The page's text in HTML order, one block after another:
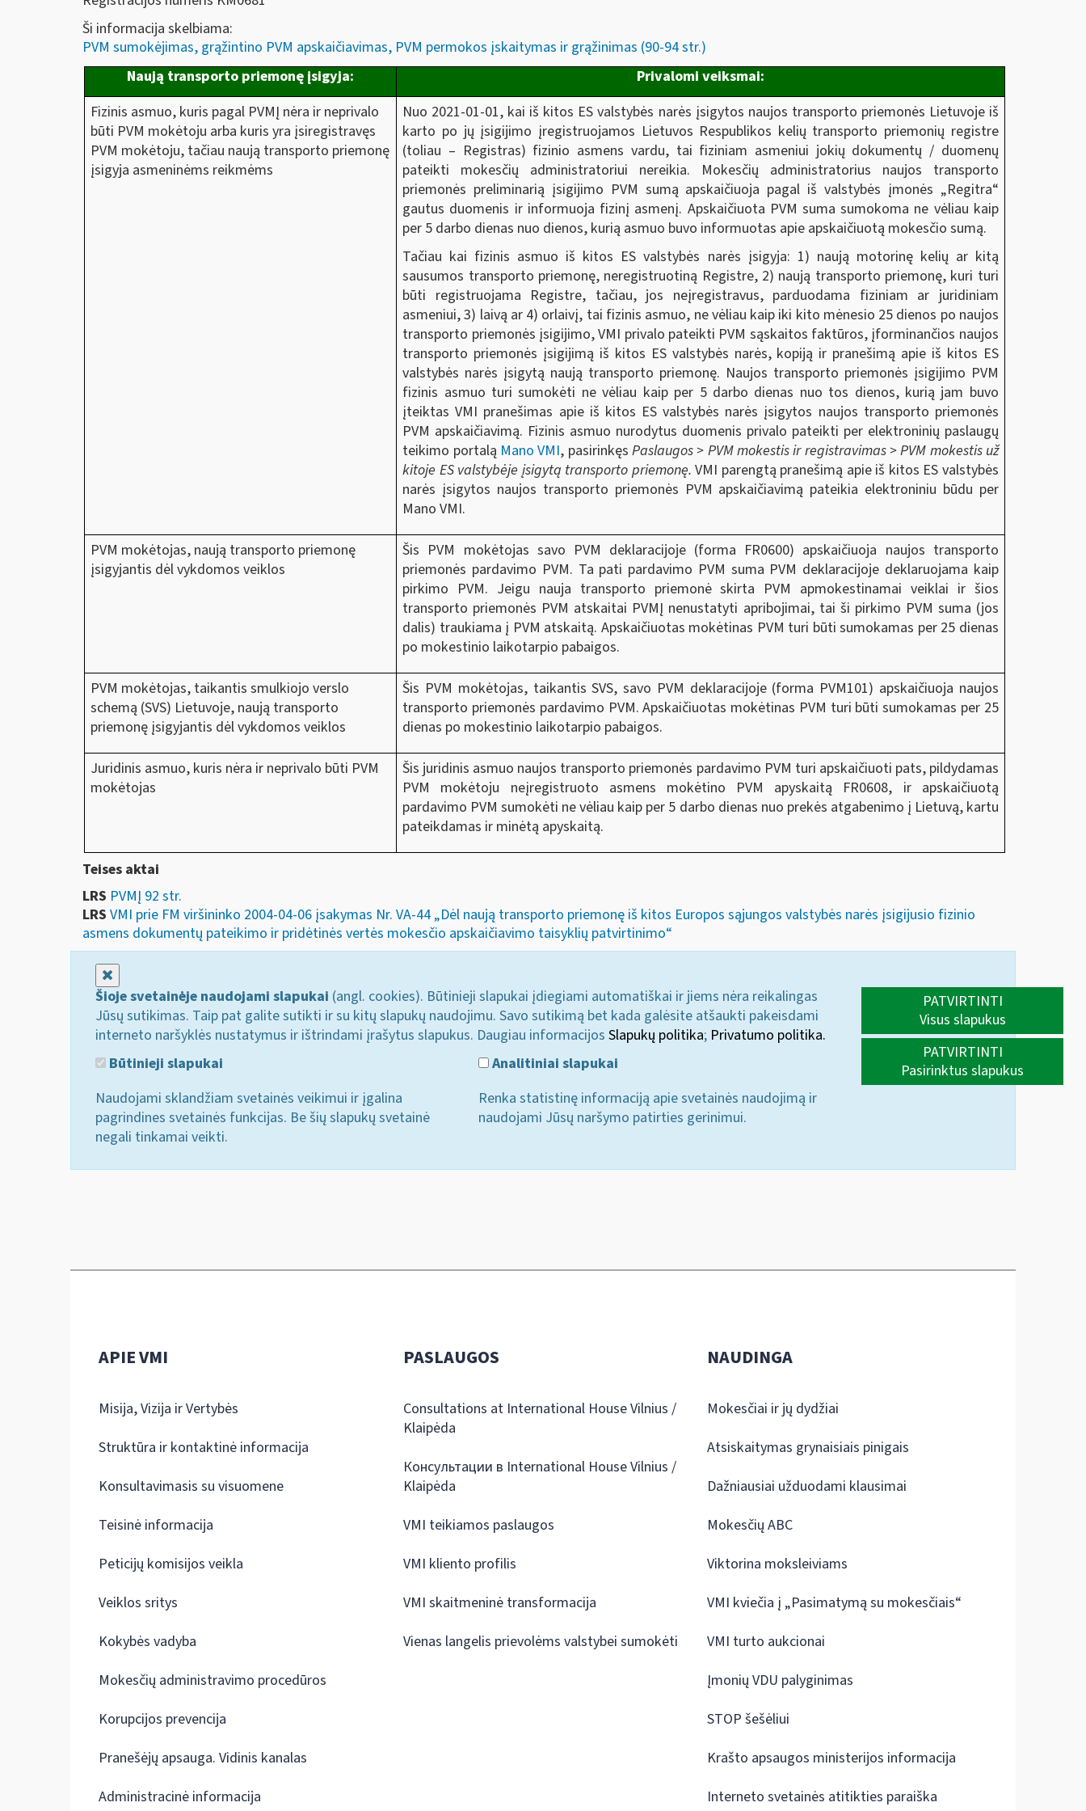
Ši informacija skelbiama:
PVM sumokėjimas, grąžintino PVM apskaičiavimas, PVM permokos įskaitymas ir grąžinimas (90-94 str.)
Naują transporto priemonę įsigyja:
Privalomi veiksmai:
Fizinis asmuo, kuris pagal PVMĮ nėra ir neprivalo
būti PVM mokėtoju arba kuris yra įsiregistravęs
PVM mokėtoju, tačiau naują transporto priemonę
įsigyja asmeninėms reikmėms
Nuo 2021-01-01, kai iš kitos ES valstybės narės įsigytos naujos transporto priemonės Lietuvoje iš
karto po jų įsigijimo įregistruojamos Lietuvos Respublikos kelių transporto priemonių registre
(toliau – Registras) fizinio asmens vardu, tai fiziniam asmeniui jokių dokumentų / duomenų
pateikti mokesčių administratoriui nereikia. Mokesčių administratorius naujos transporto
priemonės preliminarią įsigijimo PVM sumą apskaičiuoja pagal iš valstybės įmonės „Regitra“
gautus duomenis ir informuoja fizinį asmenį. Apskaičiuota PVM suma sumokoma ne vėliau kaip
per 5 darbo dienas nuo dienos, kurią asmuo buvo informuotas apie apskaičiuotą mokesčio sumą.
Tačiau kai fizinis asmuo iš kitos ES valstybės narės įsigyja: 1) naują motorinę kelių ar kitą
sausumos transporto priemonę, neregistruotiną Registre, 2) naują transporto priemonę, kuri turi
būti registruojama Registre, tačiau, jos neįregistravus, parduodama fiziniam ar juridiniam
asmeniui, 3) laivą ar 4) orlaivį, tai fizinis asmuo, ne vėliau kaip iki kito mėnesio 25 dienos po naujos
transporto priemonės įsigijimo, VMI privalo pateikti PVM sąskaitos faktūros, įforminančios naujos
transporto priemonės įsigijimą iš kitos ES valstybės narės, kopiją ir pranešimą apie iš kitos ES
valstybės narės įsigytą naują transporto priemonę. Naujos transporto priemonės įsigijimo PVM
fizinis asmuo turi sumokėti ne vėliau kaip per 5 darbo dienas nuo tos dienos, kurią jam buvo
įteiktas VMI pranešimas apie iš kitos ES valstybės narės įsigytos naujos transporto priemonės
PVM apskaičiavimą. Fizinis asmuo nurodytus duomenis privalo pateikti per elektroninių paslaugų
teikimo portalą Mano VMI, pasirinkęs Paslaugos > PVM mokestis ir registravimas > PVM mokestis už
kitoje ES valstybėje įsigytą transporto priemonę.VMI parengtą pranešimą apie iš kitos ES valstybės
narės įsigytos naujos transporto priemonės PVM apskaičiavimą pateikia elektroniniu būdu per
Mano VMI.
PVM mokėtojas, naują transporto priemonę
įsigyjantis dėl vykdomos veiklos
Šis PVM mokėtojas savo PVM deklaracijoje (forma FR0600) apskaičiuoja naujos transporto
priemonės pardavimo PVM. Ta pati pardavimo PVM suma PVM deklaracijoje deklaruojama kaip
pirkimo PVM. Jeigu nauja transporto priemonė skirta PVM apmokestinamai veiklai ir šios
transporto priemonės PVM atskaitai PVMĮ nenustatyti apribojimai, tai ši pirkimo PVM suma (jos
dalis) traukiama į PVM atskaitą. Apskaičiuotas mokėtinas PVM turi būti sumokamas per 25 dienas
po mokestinio laikotarpio pabaigos.
PVM mokėtojas, taikantis smulkiojo verslo
schemą (SVS) Lietuvoje, naują transporto
priemonę įsigyjantis dėl vykdomos veiklos
Šis PVM mokėtojas, taikantis SVS, savo PVM deklaracijoje (forma PVM101) apskaičiuoja naujos
transporto priemonės pardavimo PVM. Apskaičiuotas mokėtinas PVM turi būti sumokamas per 25
dienas po mokestinio laikotarpio pabaigos.
Juridinis asmuo, kuris nėra ir neprivalo būti PVM
mokėtojas
Šis juridinis asmuo naujos transporto priemonės pardavimo PVM turi apskaičiuoti pats, pildydamas
PVM mokėtoju neįregistruoto asmens mokėtino PVM apyskaitą FR0608, ir apskaičiuotą
pardavimo PVM sumokėti ne vėliau kaip per 5 darbo dienas nuo prekės atgabenimo į Lietuvą, kartu
pateikdamas ir minėtą apyskaitą.
Teises aktai
LRS PVMĮ 92 str.
LRS VMI prie FM viršininko 2004-04-06 įsakymas Nr. VA-44 „Dėl naują transporto priemonę iš kitos Europos sąjungos valstybės narės įsigijusio fizinio
asmens dokumentų pateikimo ir pridėtinės vertės mokesčio apskaičiavimo taisyklių patvirtinimo“
Šioje svetainėje naudojami slapukai (angl. cookies). Būtinieji slapukai įdiegiami automatiškai ir jiems nėra reikalingas
Jūsų sutikimas. Taip pat galite sutikti ir su kitų slapukų naudojimu. Savo sutikimą bet kada galėsite atšaukti pakeisdami
interneto naršyklės nustatymus ir ištrindami įrašytus slapukus. Daugiau informacijos Slapukų politika; Privatumo politika.
Būtinieji slapukai
Naudojami sklandžiam svetainės veikimui ir įgalina
pagrindines svetainės funkcijas. Be šių slapukų svetainė
negali tinkamai veikti.
Analitiniai slapukai
Renka statistinę informaciją apie svetainės naudojimą ir
naudojami Jūsų naršymo patirties gerinimui.
PATVIRTINTI
Visus slapukus
PATVIRTINTI
Pasirinktus slapukus
APIE VMI
Misija, Vizija ir Vertybės
Struktūra ir kontaktinė informacija
Konsultavimasis su visuomene
Teisinė informacija
Peticijų komisijos veikla
Veiklos sritys
Kokybės vadyba
Mokesčių administravimo procedūros
Korupcijos prevencija
Pranešėjų apsauga. Vidinis kanalas
Administracinė informacija
PASLAUGOS
Consultations at International House Vilnius /
Klaipėda
Консультации в International House Vilnius /
Klaipėda
VMI teikiamos paslaugos
VMI kliento profilis
VMI skaitmeninė transformacija
Vienas langelis prievolėms valstybei sumokėti
NAUDINGA
Mokesčiai ir jų dydžiai
Atsiskaitymas grynaisiais pinigais
Dažniausiai užduodami klausimai
Mokesčių ABC
Viktorina moksleiviams
VMI kviečia į „Pasimatymą su mokesčiais“
VMI turto aukcionai
Įmonių VDU palyginimas
STOP šešėliui
Krašto apsaugos ministerijos informacija
Interneto svetainės atitikties paraiška